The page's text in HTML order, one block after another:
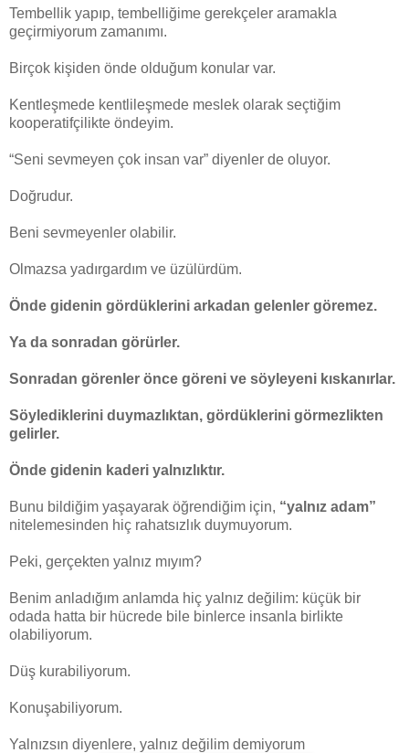
Tembellik yapıp, tembelliğime gerekçeler aramakla
geçirmiyorum zamanımı.
Birçok kişiden önde olduğum konular var.
Kentleşmede kentlileşmede meslek olarak seçtiğim
kooperatifçilikte öndeyim.
“Seni sevmeyen çok insan var” diyenler de oluyor.
Doğrudur.
Beni sevmeyenler olabilir.
Olmazsa yadırgardım ve üzülürdüm.
Önde gidenin gördüklerini arkadan gelenler göremez.
Ya da sonradan görürler.
Sonradan görenler önce göreni ve söyleyeni kıskanırlar.
Söylediklerini duymazlıktan, gördüklerini görmezlikten
gelirler.
Önde gidenin kaderi yalnızlıktır.
Bunu bildiğim yaşayarak öğrendiğim için, “yalnız adam”
nitelemesinden hiç rahatsızlık duymuyorum.
Peki, gerçekten yalnız mıyım?
Benim anladığım anlamda hiç yalnız değilim: küçük bir
odada hatta bir hücrede bile binlerce insanla birlikte
olabiliyorum.
Düş kurabiliyorum.
Konuşabiliyorum.
Yalnızsın diyenlere, yalnız değilim demiyorum